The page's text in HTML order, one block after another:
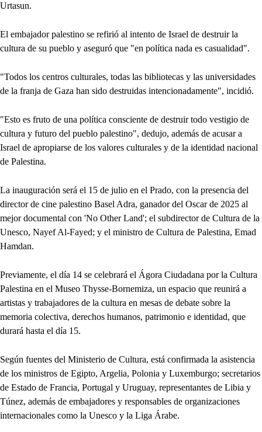
Urtasun.
El embajador palestino se refirió al intento de Israel de destruir la
cultura de su pueblo y aseguró que "en política nada es casualidad".
"Todos los centros culturales, todas las bibliotecas y las universidades
de la franja de Gaza han sido destruidas intencionadamente", incidió.
"Esto es fruto de una política consciente de destruir todo vestigio de
cultura y futuro del pueblo palestino", dedujo, además de acusar a
Israel de apropiarse de los valores culturales y de la identidad nacional
de Palestina.
La inauguración será el 15 de julio en el Prado, con la presencia del
director de cine palestino Basel Adra, ganador del Oscar de 2025 al
mejor documental con 'No Other Land'; el subdirector de Cultura de la
Unesco, Nayef Al-Fayed; y el ministro de Cultura de Palestina, Emad
Hamdan.
Previamente, el día 14 se celebrará el Ágora Ciudadana por la Cultura
Palestina en el Museo Thysse-Bornemiza, un espacio que reunirá a
artistas y trabajadores de la cultura en mesas de debate sobre la
memoria colectiva, derechos humanos, patrimonio e identidad, que
durará hasta el día 15.
Según fuentes del Ministerio de Cultura, está confirmada la asistencia
de los ministros de Egipto, Argelia, Polonia y Luxemburgo; secretarios
de Estado de Francia, Portugal y Uruguay, representantes de Libia y
Túnez, además de embajadores y responsables de organizaciones
internacionales como la Unesco y la Liga Árabe.